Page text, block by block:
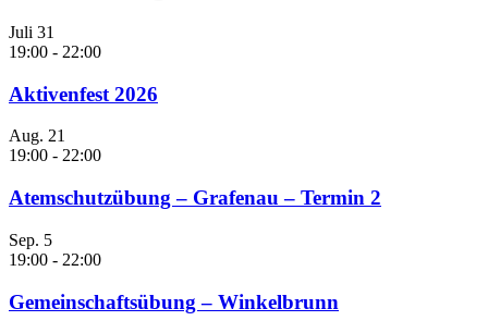
Juli 31
19:00 - 22:00
Aktivenfest 2026
Aug. 21
19:00 - 22:00
Atemschutzübung – Grafenau – Termin 2
Sep. 5
19:00 - 22:00
Gemeinschaftsübung – Winkelbrunn